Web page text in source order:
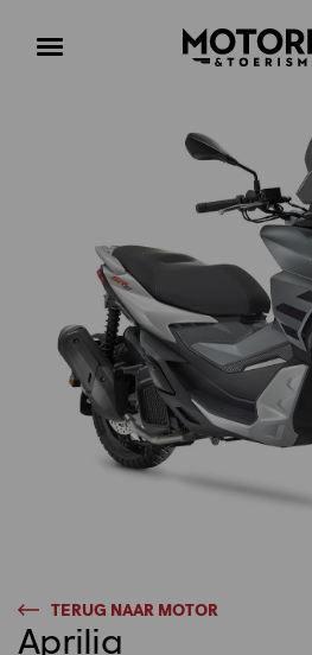
Open
Homepage
TERUG NAAR MOTOR
Aprilia